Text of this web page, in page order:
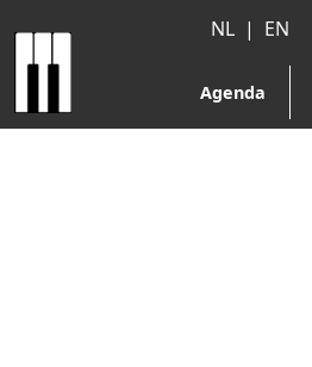
NL | EN
Agenda